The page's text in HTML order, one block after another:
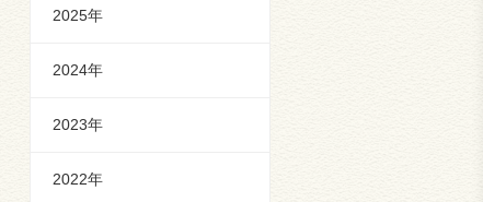
2025年
2024年
2023年
2022年